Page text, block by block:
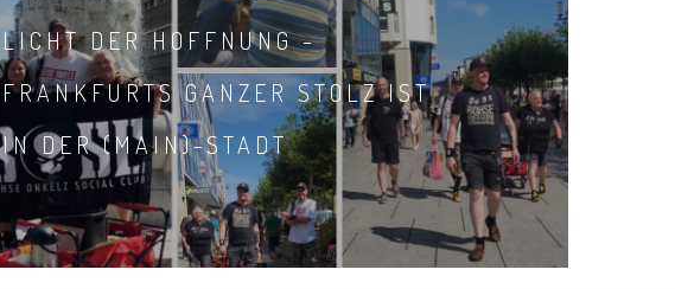
LICHT DER HOFFNUNG -
FRANKFURTS GANZER STOLZ IST
IN DER (MAIN)-STADT